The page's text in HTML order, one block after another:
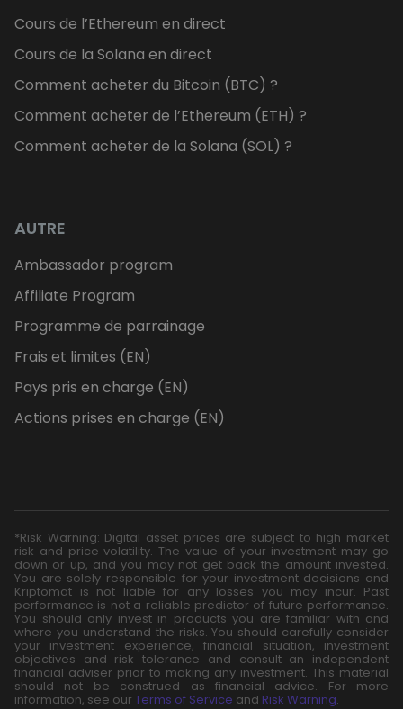
Cours de l’Ethereum en direct
Cours de la Solana en direct
Comment acheter du Bitcoin (BTC) ?
Comment acheter de l’Ethereum (ETH) ?
Comment acheter de la Solana (SOL) ?
AUTRE
Ambassador program
Affiliate Program
Programme de parrainage
Frais et limites (EN)
Pays pris en charge (EN)
Actions prises en charge (EN)
*Risk Warning: Digital asset prices are subject to high market
risk and price volatility. The value of your investment may go
down or up, and you may not get back the amount invested.
You are solely responsible for your investment decisions and
Kriptomat is not liable for any losses you may incur. Past
performance is not a reliable predictor of future performance.
You should only invest in products you are familiar with and
where you understand the risks. You should carefully consider
your investment experience, financial situation, investment
objectives and risk tolerance and consult an independent
financial adviser prior to making any investment. This material
should not be construed as financial advice. For more
information, see our Terms of Service and Risk Warning.